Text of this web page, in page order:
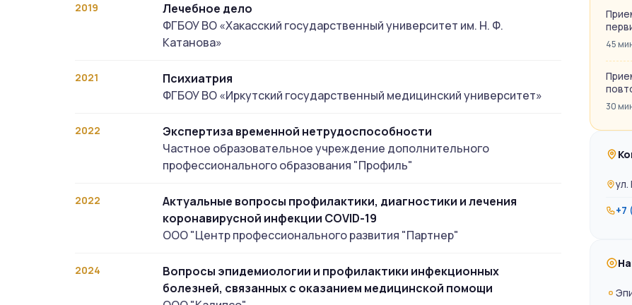
2019
Лечебное дело
ФГБОУ ВО «Хакасский государственный университет им. Н. Ф.
Катанова»
2021
Психиатрия
ФГБОУ ВО «Иркутский государственный медицинский университет»
2022
Экспертиза временной нетрудоспособности
Частное образовательное учреждение дополнительного
профессионального образования "Профиль"
2022
Актуальные вопросы профилактики, диагностики и лечения
коронавирусной инфекции COVID-19
ООО "Центр профессионального развития "Партнер"
2024
Вопросы эпидемиологии и профилактики инфекционных
болезней, связанных с оказанием медицинской помощи
45
30
ул.
+7